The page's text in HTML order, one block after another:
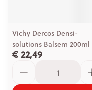
Vichy Dercos Densi-
solutions Balsem 200ml
€ 22,49